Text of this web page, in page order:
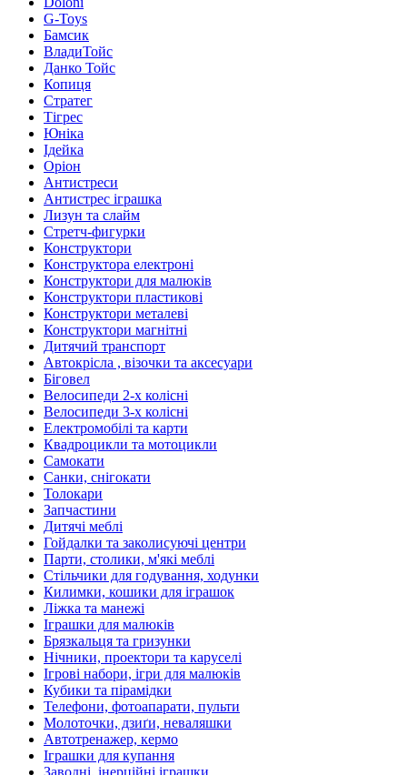
G-Toys
Бамсик
ВладиТойс
Данко Тойс
Копиця
Стратег
Тігрес
Юніка
Ідейка
Оріон
Антистреси
Антистрес іграшка
Лизун та слайм
Стретч-фигурки
Конструктори
Конструктора електроні
Конструктори для малюків
Конструктори пластикові
Конструктори металеві
Конструктори магнітні
Дитячий транспорт
Автокрісла , візочки та аксесуари
Біговел
Велосипеди 2-х колісні
Велосипеди 3-х колісні
Електромобілі та карти
Квадроцикли та мотоцикли
Самокати
Санки, снігокати
Толокари
Запчастини
Дитячі меблі
Гойдалки та заколисуючі центри
Парти, столики, м'які меблі
Стільчики для годування, ходунки
Килимки, кошики для іграшок
Ліжка та манежі
Іграшки для малюків
Брязкальця та гризунки
Нічники, проектори та каруселі
Ігрові набори, ігри для малюків
Кубики та пірамідки
Телефони, фотоапарати, пульти
Молоточки, дзиґи, неваляшки
Автотренажер, кермо
Іграшки для купання
Заводні, інерційні іграшки